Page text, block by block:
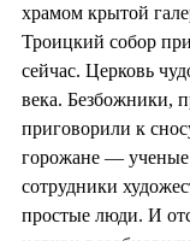
храмом крытой
Троицкий собор
сейчас. Церковь
века. Безбожники,
приговорили к
горожане — ученые
сотрудники
простые люди. И